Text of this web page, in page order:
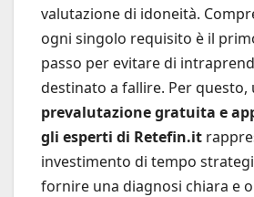
valutazione di idoneità.
ogni singolo requisito è il
passo per evitare di
destinato a fallire. Per questo,
prevalutazione gratuita e
gli esperti di Retefin.it
investimento di tempo
fornire una diagnosi chiara e